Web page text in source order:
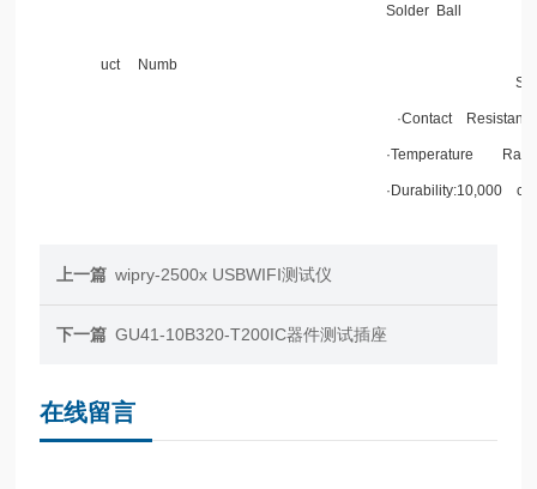
Solder Ball
uct
Numb
·Contact
·Temperature
·Durability:10,000
上一篇 wipry-2500x USBWIFI测试仪
下一篇 GU41-10B320-T200IC器件测试插座
在线留言